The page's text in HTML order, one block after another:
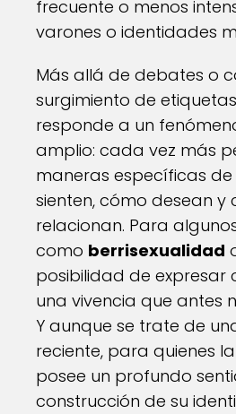
frecuente o menos
varones o identidades
Más allá de debates o
surgimiento de
responde a un
amplio: cada vez más
maneras específicas
sienten, cómo desean y
relacionan. Para
como berrisexualidad
posibilidad de expresar
una vivencia que antes
Y aunque se trate de
reciente, para quienes
posee un profundo
construcción de su